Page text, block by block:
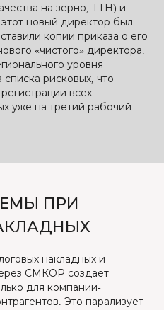
на зерно, ТТН) и
новый директор был
копии приказа о его
«чистого» директора.
уровня
рисковых, что
всех
уже на третий рабочий
ПРИ
накладных и
СМКОР создает
для компании-
Это парализует